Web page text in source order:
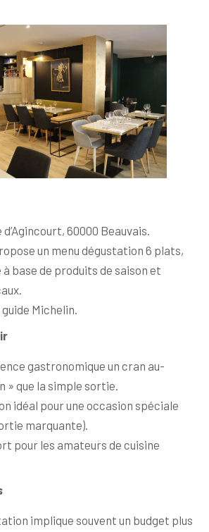
60000 Beauvais.
un menu dégustation 6 plats,
base de produits de saison et
Michelin.
gastronomique un cran au-
» que la simple sortie.
idéal pour une occasion spéciale
marquante).
pour les amateurs de cuisine
implique souvent un budget plus